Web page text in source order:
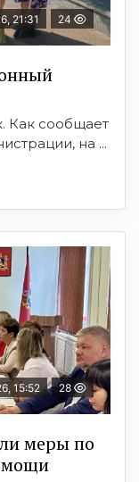
21:31 24
Как сообщает
на ...
15:52 28
меры по